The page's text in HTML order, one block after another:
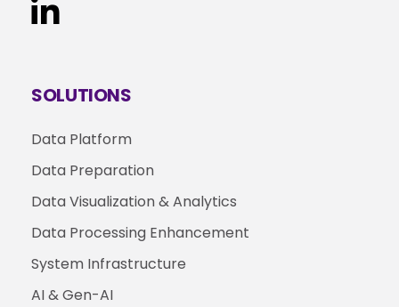
SOLUTIONS
Data Platform
Data Preparation
Data Visualization & Analytics
Data Processing Enhancement
System Infrastructure
AI & Gen-AI